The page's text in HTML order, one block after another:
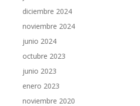
diciembre 2024
noviembre 2024
junio 2024
octubre 2023
junio 2023
enero 2023
noviembre 2020